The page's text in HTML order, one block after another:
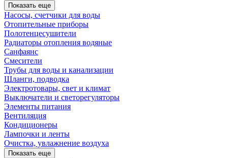
Показать еще
Насосы, счетчики для воды
Отопительные приборы
Полотенцесушители
Радиаторы отопления водяные
Санфаянс
Смесители
Трубы для воды и канализации
Шланги, подводка
Электротовары, свет и климат
Выключатели и светорегуляторы
Элементы питания
Вентиляция
Кондиционеры
Лампочки и ленты
Очистка, увлажнение воздуха
Показать еще